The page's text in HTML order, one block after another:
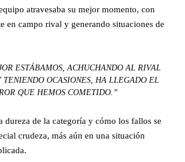
atravesaba su mejor momento, con
en campo rival y generando situaciones de
ESTÁBAMOS, ACHUCHANDO AL RIVAL
TENIENDO OCASIONES, HA LLEGADO EL
QUE HEMOS COMETIDO.”
dureza de la categoría y cómo los fallos se
crudeza, más aún en una situación